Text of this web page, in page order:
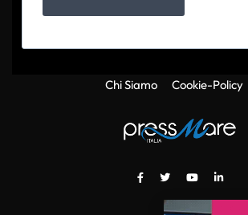
Chi Siamo Cookie-Policy